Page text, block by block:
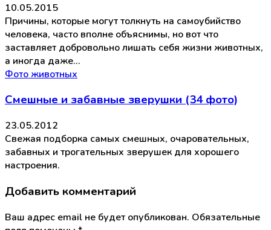
10.05.2015
Причины, которые могут толкнуть на самоубийство
человека, часто вполне объяснимы, но вот что
заставляет добровольно лишать себя жизни животных,
а иногда даже…
Фото животных
Смешные и забавные зверушки (34 фото)
23.05.2012
Свежая подборка самых смешных, очаровательных,
забавных и трогательных зверушек для хорошего
настроения.
Добавить комментарий
Ваш адрес email не будет опубликован. Обязательные